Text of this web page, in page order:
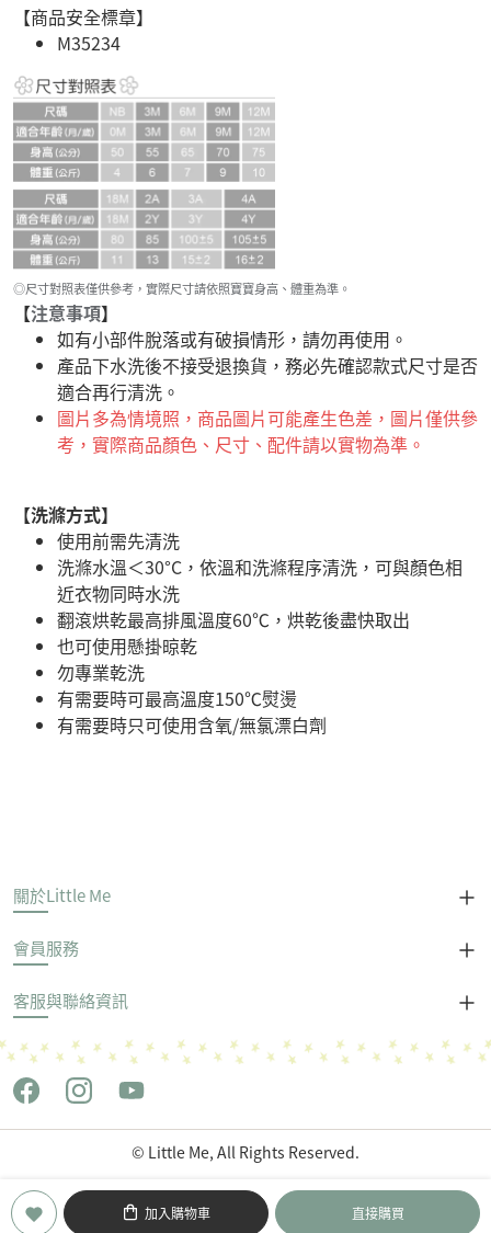
加入購物車 直接購買
【商品安全標章】
M35234
◎尺寸對照表僅供參考，實際尺寸請依照寶寶身高、體重為準。
【注意事項】
如有小部件脫落或有破損情形，請勿再使用。
產品下水洗後不接受退換貨，務必先確認款式尺寸是否
適合再行清洗。
圖片多為情境照，商品圖片可能產生色差，圖片僅供參
考，實際商品顏色、尺寸、配件請以實物為準。
【洗滌方式】
使用前需先清洗
洗滌水溫＜30°C，依溫和洗滌程序清洗，可與顏色相
近衣物同時水洗
翻滾烘乾最高排風溫度60℃，烘乾後盡快取出
也可使用懸掛晾乾
勿專業乾洗
有需要時可最高溫度150℃熨燙
有需要時只可使用含氧/無氯漂白劑
關於Little Me
會員服務
客服與聯絡資訊
© Little Me, All Rights Reserved.
Copyright © 世潮企業股份有限公司 All Rights Reserved.
POWERED byLiteShop